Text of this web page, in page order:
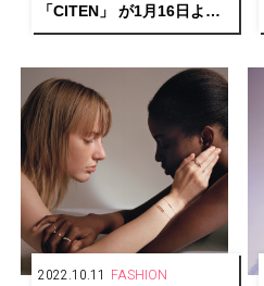
「CITEN」 が1月16日よ
り、代官山蔦屋書店にてポ
2022.10.11 FASHION